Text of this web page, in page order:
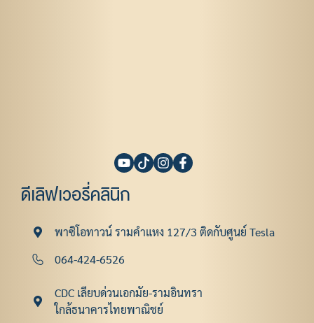
ดีเลิฟเวอรี่คลินิก
พาซิโอทาวน์ รามคําแหง 127/3 ติดกับศูนย์ Tesla
064-424-6526
CDC เลียบด่วนเอกมัย-รามอินทรา
ใกล้ธนาคารไทยพาณิชย์